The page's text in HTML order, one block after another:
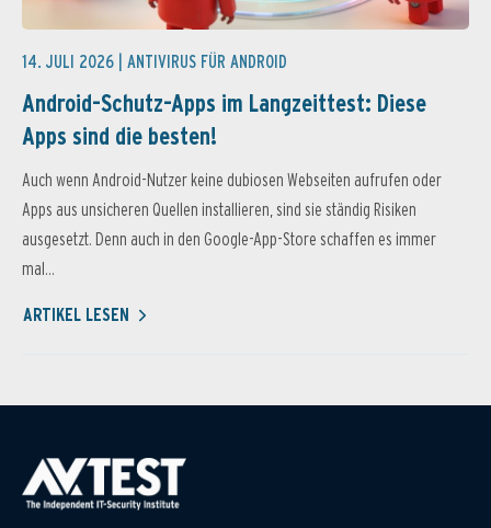
14. JULI 2026 | ANTIVIRUS FÜR ANDROID
Android-Schutz-Apps im Langzeittest: Diese
Apps sind die besten!
Auch wenn Android-Nutzer keine dubiosen Webseiten aufrufen oder
Apps aus unsicheren Quellen installieren, sind sie ständig Risiken
ausgesetzt. Denn auch in den Google-App-Store schaffen es immer
mal...
ARTIKEL LESEN